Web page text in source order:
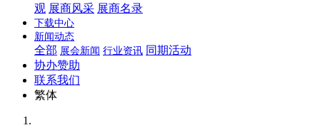
观 展商风采 展商名录
下载中心
新闻动态
全部 展会新闻 行业资讯 同期活动
协办赞助
联系我们
繁体